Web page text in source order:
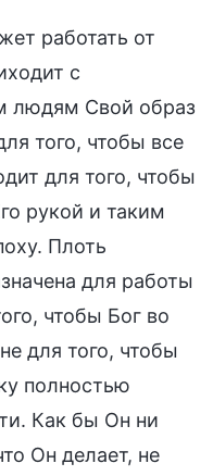
работать от
с
людям Свой образ
того, чтобы все
для того, чтобы
рукой и таким
Плоть
для работы
чтобы Бог во
для того, чтобы
полностью
Как бы Он ни
Он делает, не